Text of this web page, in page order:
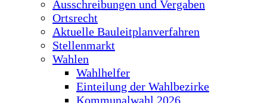
Ausschreibungen und Vergaben
Ortsrecht
Aktuelle Bauleitplanverfahren
Stellenmarkt
Wahlen
Wahlhelfer
Einteilung der Wahlbezirke
Kommunalwahl 2026